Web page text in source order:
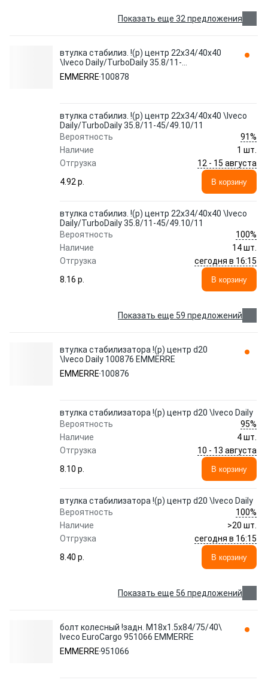
Показать еще 32 предложения
втулка стабилиз. !(р) центр 22x34/40x40
\Iveco Daily/TurboDaily 35.8/11-
45/49.10/11 100878 EMMERRE
EMMERRE 100878
втулка стабилиз. !(р) центр 22x34/40x40 \Iveco
Daily/TurboDaily 35.8/11-45/49.10/11
Вероятность
91%
Наличие
1 шт.
Отгрузка
12 - 15 августа
4.92 p.
В корзину
втулка стабилиз. !(р) центр 22x34/40x40 \Iveco
Daily/TurboDaily 35.8/11-45/49.10/11
Вероятность
100%
Наличие
14 шт.
Отгрузка
сегодня в 16:15
8.16 p.
В корзину
Показать еще 59 предложений
втулка стабилизатора !(р) центр d20
\Iveco Daily 100876 EMMERRE
EMMERRE 100876
втулка стабилизатора !(р) центр d20 \Iveco Daily
Вероятность
95%
Наличие
4 шт.
Отгрузка
10 - 13 августа
8.10 p.
В корзину
втулка стабилизатора !(р) центр d20 \Iveco Daily
Вероятность
100%
Наличие
>20 шт.
Отгрузка
сегодня в 16:15
8.40 p.
В корзину
Показать еще 56 предложений
болт колесный !задн. M18x1.5x84/75/40\
Iveco EuroCargo 951066 EMMERRE
EMMERRE951066